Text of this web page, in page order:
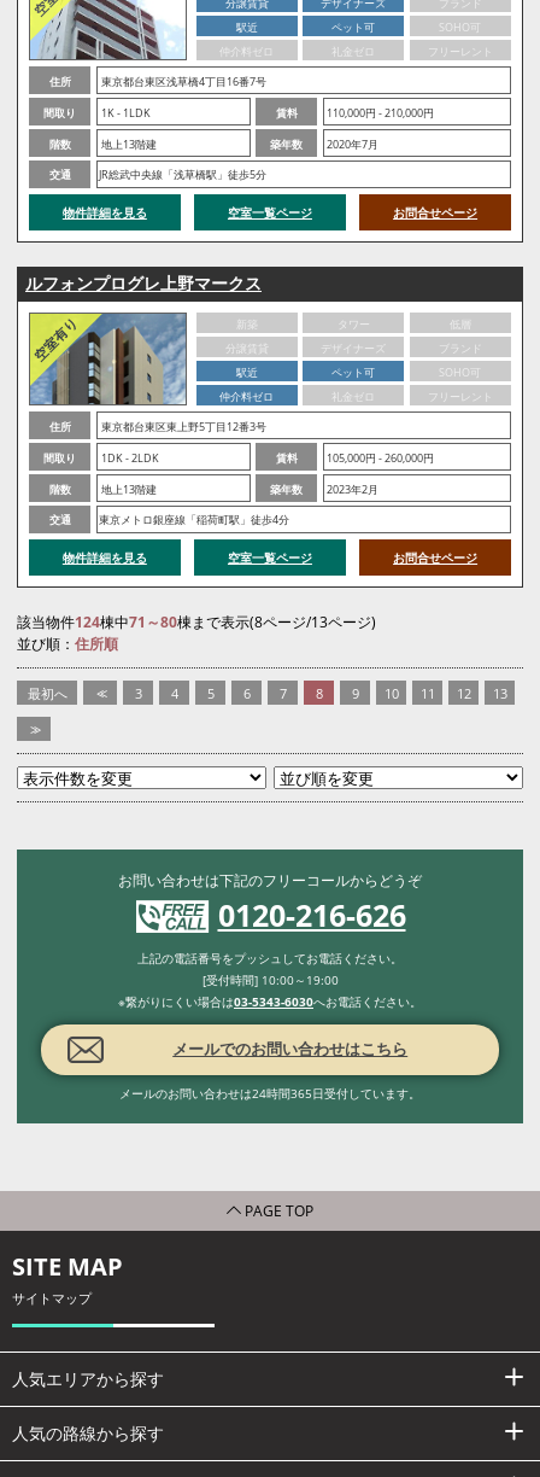
駅近
ペット可
SOHO可
仲介料ゼロ
礼金ゼロ
フリーレント
住所
東京都台東区浅草橋4丁目16番7号
間取り
1K - 1LDK 賃料
110,000円 - 210,000円
階数
地上13階建 築年数
2020年7月
交通
JR総武中央線「浅草橋駅」徒歩5分
物件詳細を見る 空室一覧ページ お問合せページ
ルフォンプログレ上野マークス
新築 タワー
低層
分譲賃貸
デザイナーズ
ブランド
駅近
ペット可
SOHO可
仲介料ゼロ
礼金ゼロ
フリーレント
住所
東京都台東区東上野5丁目12番3号
間取り
1DK - 2LDK 賃料
105,000円 - 260,000円
階数
地上13階建 築年数
2023年2月
交通
東京メトロ銀座線「稲荷町駅」徒歩4分
物件詳細を見る 空室一覧ページ お問合せページ
該当物件124棟中71～80棟まで表示(8ページ/13ページ)
並び順： 住所順
最初へ << 3 4 5 6 7 8 9 10 11 12
13
>>
お問い合わせは下記のフリーコールからどうぞ
0120-216-626
上記の電話番号をプッシュしてお電話ください。
[受付時間] 10:00～19:00
※繋がりにくい場合は03-5343-6030へお電話ください。
メールでのお問い合わせはこちら
メールのお問い合わせは24時間365日受付しています。
PAGE TOP
SITE MAP
サイトマップ
人気エリアから探す
人気の路線から探す